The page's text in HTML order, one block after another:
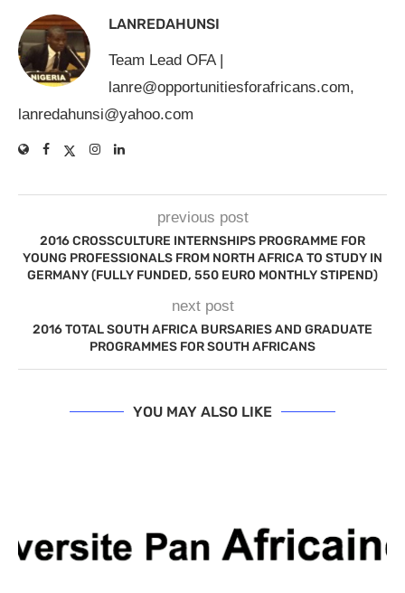
LANREDAHUNSI
Team Lead OFA |
lanre@opportunitiesforafricans.com,
lanredahunsi@yahoo.com
previous post
2016 CROSSCULTURE INTERNSHIPS PROGRAMME FOR
YOUNG PROFESSIONALS FROM NORTH AFRICA TO STUDY IN
GERMANY (FULLY FUNDED, 550 EURO MONTHLY STIPEND)
next post
2016 TOTAL SOUTH AFRICA BURSARIES AND GRADUATE
PROGRAMMES FOR SOUTH AFRICANS
YOU MAY ALSO LIKE